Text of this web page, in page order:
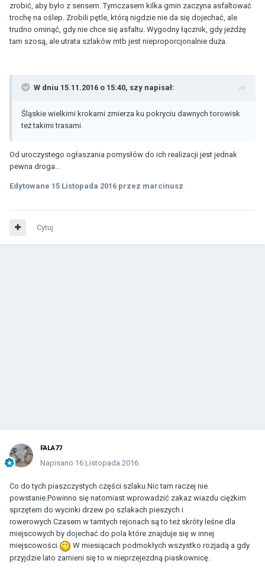
zrobić, aby było z sensem. Tymczasem kilka gmin zaczyna asfaltować
trochę na oślep. Zrobili pętle, którą nigdzie nie da się dojechać, ale
trudno ominąć, gdy nie chce się asfaltu. Wygodny łącznik, gdy jeżdżę
tam szosą, ale utrata szlaków mtb jest nieproporcjonalnie duża.
W dniu 15.11.2016 o 15:40, szy napisał:
Śląskie wielkimi krokami zmierza ku pokryciu dawnych torowisk
też takimi trasami.
Od uroczystego ogłaszania pomysłów do ich realizacji jest jednak
pewna droga...
Edytowane 15 Listopada 2016 przez marcinusz
Cytuj
FALA77
Napisano 16 Listopada 2016
Co do tych piaszczystych części szlaku.Nic tam raczej nie
powstanie.Powinno się natomiast wprowadzić zakaz wiazdu ciężkim
sprzętem do wycinki drzew po szlakach pieszych i
rowerowych.Czasem w tamtych rejonach są to też skróty leśne dla
miejscowych by dojechać do pola które znajduje się w innej
miejscowości
W miesiącach podmokłych wszystko rozjadą a gdy
przyjdzie lato zamieni się to w nieprzejezdną piaskownicę.